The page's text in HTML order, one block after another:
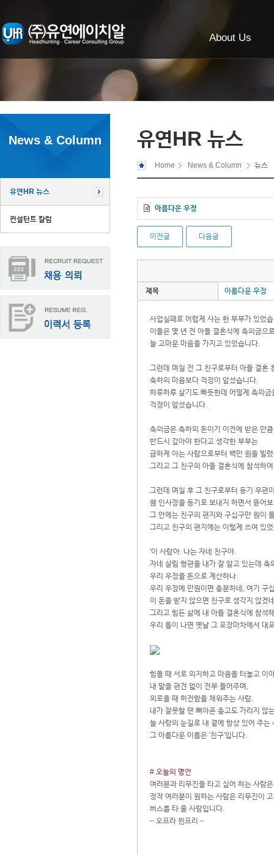
About Us
News & Column
유연HR 뉴스
컨설턴트 칼럼
유연HR 뉴스
Home News & Column 뉴스
아름다운 우정
이전글 다음글
제목 아름다운 우정
사업실패로 어렵게 사는 한 부부가 있었
이들은 몇 년 전 아들 결혼식에 축의금으
늘 고마운 마음을 가지고 있었습니다.
그런데 며칠 전 그 친구로부터 아들 결혼
축하의 마음보다 걱정이 앞섰습니다.
하루하루 살기도 빠듯한데 어떻게 축의금
걱정이 앞섰습니다.
축의금은 축하의 돈이기 이전에 받은 만큼
반드시 갚아야 한다고 생각한 부부는
급하게 아는 사람으로부터 백만 원을 빌
그리고 그 친구의 아들 결혼식에 참석하
그런데 며칠 후 그 친구로부터 등기 우편
웬 인사장을 등기로 보내지 하면서 뜯어
그 안에는 친구의 편지와 구십구만 원이
그리고 친구의 편지에는 이렇게 쓰여 있
'이 사람아. 나는 자네 친구야.
자네 살림 형편을 내가 잘 알고 있는데 축
우리 우정을 돈으로 계산하나.
우리 우정에 만원이면 충분하네, 여기 구
이 돈을 받지 않으면 친구로 생각지 않겠
그리고 힘든 삶에 내 아들 결혼식에 참석
우리 틈이 나면 옛날 그 포장마차에서 대
힘들 때 서로 의지하고 마음을 터놓고 이
내 말을 편견 없이 전부 들어주며,
외로울 때 허전함을 채워주는 사람.
내가 잘못할 땐 뼈아픈 충고도 가리지 않
늘 사랑의 눈길로 내 곁에 항상 있어 주는
그 아름다운 이름은 '친구'입니다.
# 오늘의 명언
여러분과 리무진을 타고 싶어 하는 사람
정작 여러분이 원하는 사람은 리무진이
버스를 타 줄 사람입니다.
– 오프라 윈프리 –